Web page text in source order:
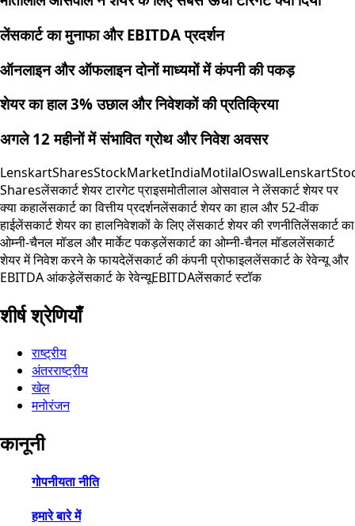
लेंसकार्ट का मुनाफा और EBITDA प्रदर्शन
ऑनलाइन और ऑफलाइन दोनों माध्यमों में कंपनी की पकड़
शेयर का हाल 3% उछाल और निवेशकों की प्रतिक्रिया
अगले 12 महीनों में संभावित ग्रोथ और निवेश अवसर
LenskartSharesStockMarketIndiaMotilalOswal
Sharesलेंसकार्ट शेयर टारगेट प्राइसमोतीलाल ओसवाल ने लेंसकार्ट शेयर पर
क्या कहालेंसकार्ट का वित्तीय प्रदर्शनलेंसकार्ट शेयर का हाल और 52-वीक
हाईलेंसकार्ट शेयर का हालनिवेशकों के लिए लेंसकार्ट शेयर की रणनीतिलेंसकार्ट का
ओम्नी-चैनल मॉडल और मार्केट पकड़लेंसकार्ट का ओम्नी-चैनल मॉडललेंसकार्ट
शेयर में निवेश करने के फायदेलेंसकार्ट की कंपनी प्रोफाइललेंसकार्ट के रेवेन्यू और
EBITDA आंकड़ेलेंसकार्ट के रेवेन्यूEBITDAलेंसकार्ट स्टॉक
शीर्ष श्रेणियाँ
राष्ट्रीय
अंतरराष्ट्रीय
खेल
मनोरंजन
कानूनी
गोपनीयता नीति
हमारे बारे में